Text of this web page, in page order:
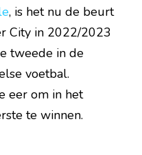
, is het nu de beurt
City in 2022/2023
tweede in de
voetbal.
eer om in het
te winnen.